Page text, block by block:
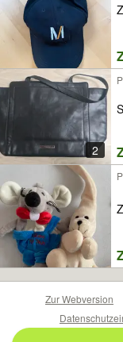
2
Zur Webversion